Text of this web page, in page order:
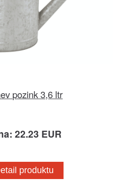
pozink 3,6 ltr
22.23 EUR
produktu